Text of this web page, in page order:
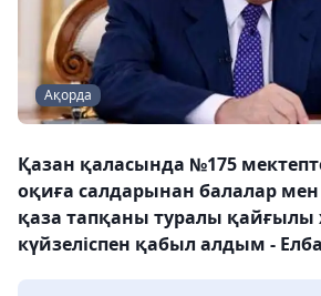
Ақорда
Қазан қаласында №175
оқиға салдарынан балалар мен
қаза тапқаны туралы қайғылы
күйзеліспен қабыл алдым -